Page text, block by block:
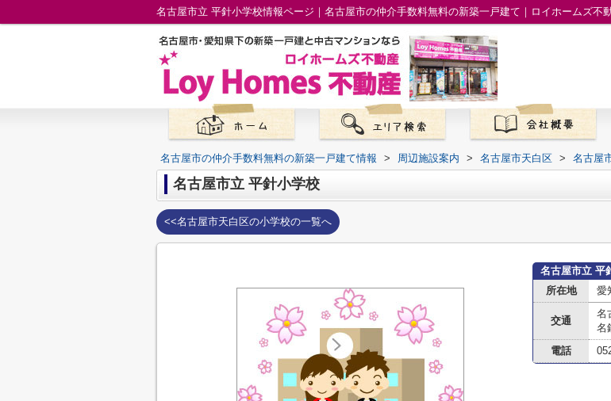
名古屋市立 平針小学校情報ページ｜名古屋市の仲介手数料無料の新築一戸建て｜ロイホームズ不
名古屋市の仲介手数料無料の新築一戸建て情報 > 周辺施設案内 > 名古屋市天白区 > 名古屋
名古屋市立 平針小学校
<<名古屋市天白区の小学校の一覧へ
名古屋市立 平
所在地
愛
交通
名
名
電話